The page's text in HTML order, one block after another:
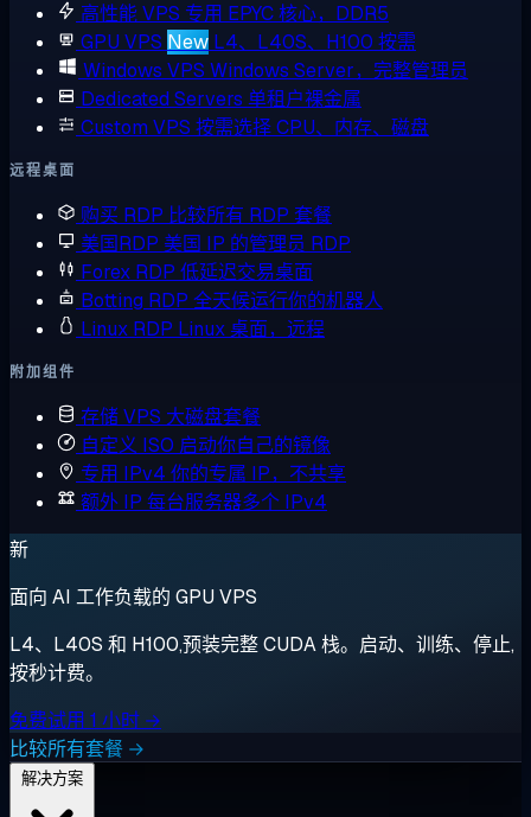
高性能 VPS 专用 EPYC 核心，DDR5
GPU VPS New L4、L40S、H100 按需
Windows VPS Windows Server，完整管理员
Dedicated Servers 单租户裸金属
Custom VPS 按需选择 CPU、内存、磁盘
远程桌面
购买 RDP 比较所有 RDP 套餐
美国RDP 美国 IP 的管理员 RDP
Forex RDP 低延迟交易桌面
Botting RDP 全天候运行你的机器人
Linux RDP Linux 桌面，远程
附加组件
存储 VPS 大磁盘套餐
自定义 ISO 启动你自己的镜像
专用 IPv4 你的专属 IP，不共享
额外 IP 每台服务器多个 IPv4
新
面向 AI 工作负载的 GPU VPS
L4、L40S 和 H100,预装完整 CUDA 栈。启动、训练、停止,
按秒计费。
免费试用 1 小时 →
比较所有套餐 →